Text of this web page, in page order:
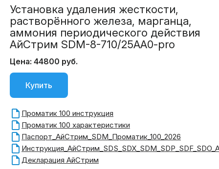
Установка удаления жесткости,
растворённого железа, марганца,
аммония периодического действия
АйСтрим SDM-8-710/25AA0-pro
Цена: 44800 руб.
Купить
Проматик 100 инструкция
Проматик 100 характеристики
Паспорт_АйСтрим_SDM_Проматик_100_2026
Декларация АйСтрим